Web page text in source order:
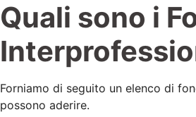
Quali sono i
Forniamo di seguito un elenco di
possono aderire.